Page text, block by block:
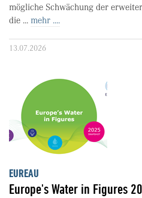
mögliche Schwächung der
die ... mehr ....
13.07.2026
EUREAU
Europe's Water in Figures